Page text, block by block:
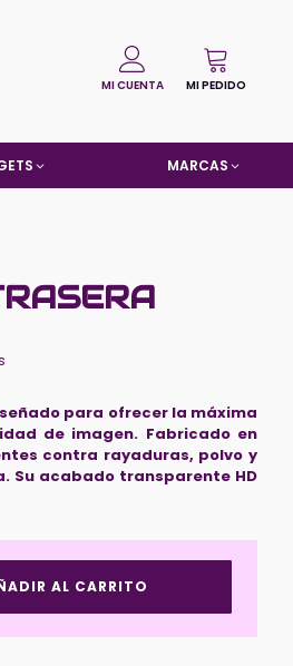
MI CUENTA MI PEDIDO
MARCAS
para ofrecer la máxima
de imagen. Fabricado en
contra rayaduras, polvo y
Su acabado transparente HD
AL CARRITO